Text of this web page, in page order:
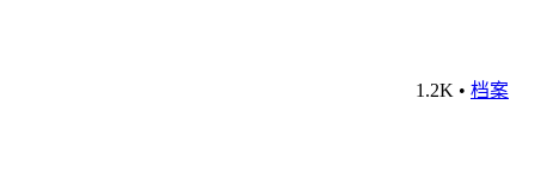
1.2K • 档案